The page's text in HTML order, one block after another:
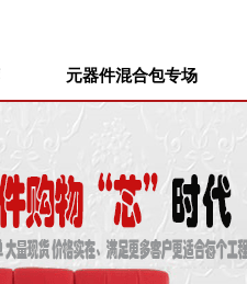
元器件混合包专场